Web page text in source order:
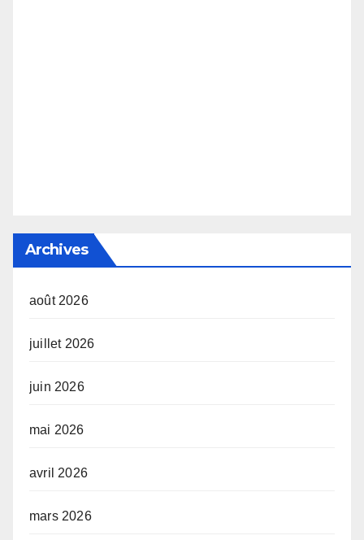
Archives
août 2026
juillet 2026
juin 2026
mai 2026
avril 2026
mars 2026